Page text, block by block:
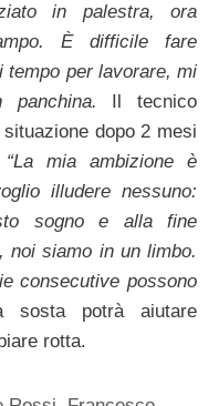
in palestra, ora
È difficile fare
tempo per lavorare, mi
panchina.
Il tecnico
dopo 2 mesi
mia ambizione è
illudere nessuno:
sogno e alla fine
noi siamo in un limbo.
consecutive possono
sosta potrà aiutare
rotta.